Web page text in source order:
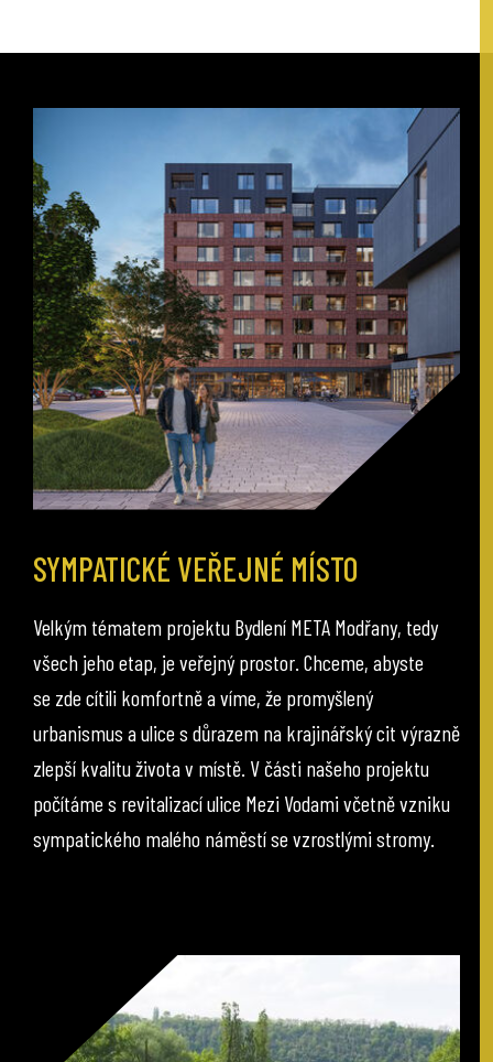
SYMPATICKÉ VEŘEJNÉ MÍSTO
Velkým tématem projektu Bydlení META Modřany, tedy
všech jeho etap, je veřejný prostor. Chceme, abyste
se zde cítili komfortně a víme, že promyšlený
urbanismus a ulice s důrazem na krajinářský cit výrazně
zlepší kvalitu života v místě. V části našeho projektu
počítáme s revitalizací ulice Mezi Vodami včetně vzniku
sympatického malého náměstí se vzrostlými stromy.